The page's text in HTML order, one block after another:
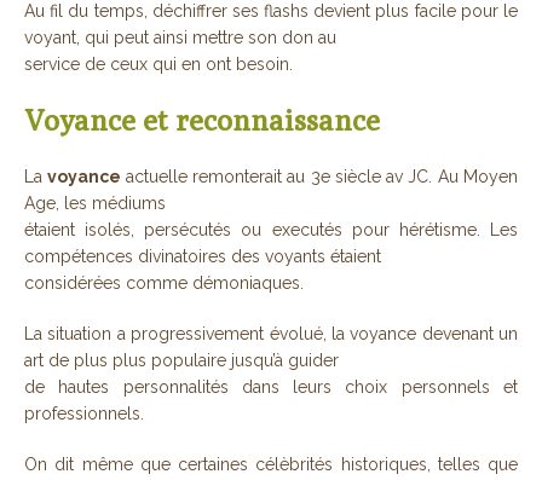
Au fil du temps, déchiffrer ses flashs devient plus facile pour le
voyant, qui peut ainsi mettre son don au
service de ceux qui en ont besoin.
Voyance et reconnaissance
Lavoyance actuelle remonterait au 3e siècle av JC. Au Moyen
Age, les médiums
étaient isolés, persécutés ou executés pour hérétisme. Les
compétences divinatoires des voyants étaient
considérées comme démoniaques.
La situation a progressivement évolué, la voyance devenant un
art de plus plus populaire jusqu’à guider
de hautes personnalités dans leurs choix personnels et
professionnels.
On dit même que certaines célèbrités historiques, telles que